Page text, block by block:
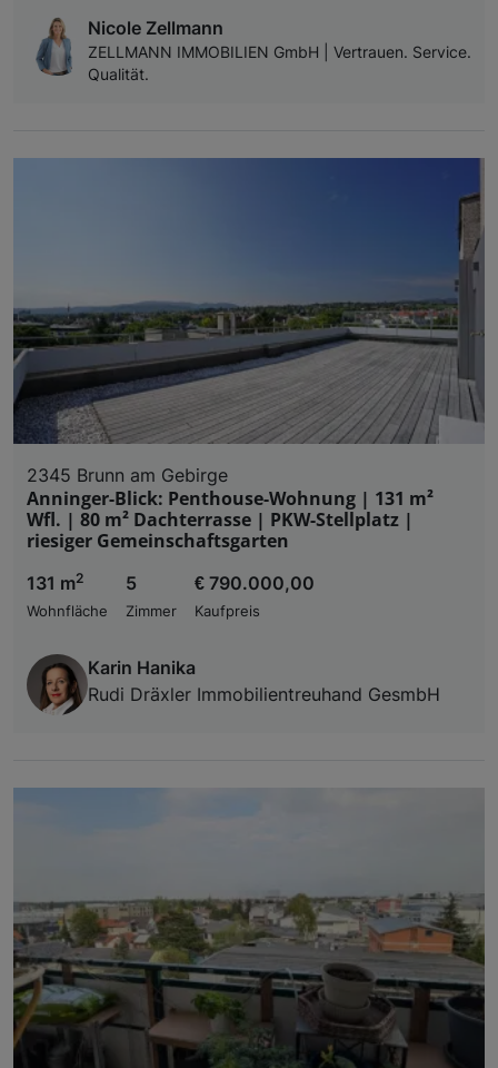
Nicole Zellmann
ZELLMANN IMMOBILIEN GmbH | Vertrauen. Service.
Qualität.
2345 Brunn am Gebirge
Anninger-Blick: Penthouse-Wohnung | 131 m²
Wfl. | 80 m² Dachterrasse | PKW-Stellplatz |
riesiger Gemeinschaftsgarten
131 m2
Wohnfläche
5
Zimmer
€ 790.000,00
Kaufpreis
Karin Hanika
Rudi Dräxler Immobilientreuhand GesmbH